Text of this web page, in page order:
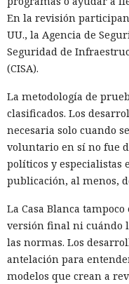
En la revisión participan
UU., la Agencia de
Seguridad de
(CISA).
La metodología de
clasificados. Los
necesaria solo cuando
voluntario en sí no fue
políticos y especialistas
publicación, al menos,
La Casa Blanca
versión final ni cuándo
las normas. Los
antelación para
modelos que crean a